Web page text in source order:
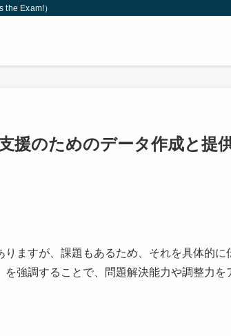
Exam!）
援のためのデータ作成と提供
ますが、課題もあるため、それを具体的に
強調することで、問題解決能力や調整力を